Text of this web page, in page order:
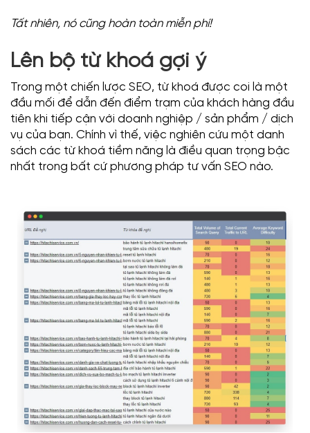
Tất nhiên, nó cũng hoàn toàn miễn phí!
Lên bộ từ khoá gợi ý
Trong một chiến lược SEO, từ khoá được coi là một
đầu mối để dẫn đến điểm trạm của khách hàng đầu
tiên khi tiếp cận với doanh nghiệp / sản phẩm / dịch
vụ của bạn. Chính vì thế, việc nghiên cứu một danh
sách các từ khoá tiềm năng là điều quan trọng bậc
nhất trong bất cứ phương pháp tư vấn SEO nào.